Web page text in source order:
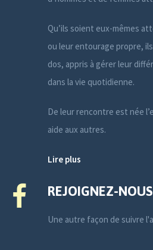
Qu’ils soient eux-mêmes
ou leur entourage propre,
dos, appris à gérer leur
dans la vie quotidienne.
De leur rencontre est née
aide aux autres.
Lire plus
REJOIGNEZ-
Une autre façon de suivre